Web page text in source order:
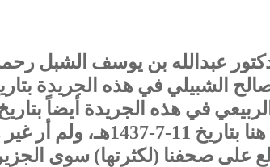
عبدالله بن يوسف الشبل
‏عبدالله القاضي هنا
على صحفنا (‏لكثرتها) ‏سوى